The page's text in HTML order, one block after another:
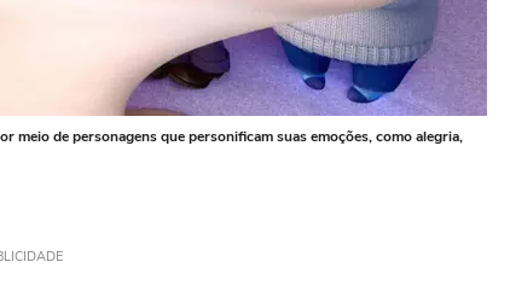
meio de personagens que personificam suas emoções, como alegria,